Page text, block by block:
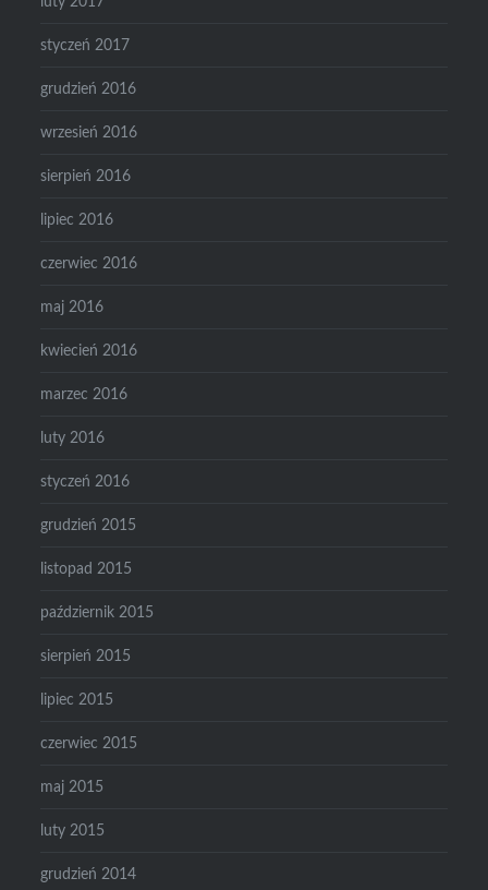
styczeń 2017
grudzień 2016
wrzesień 2016
sierpień 2016
lipiec 2016
czerwiec 2016
maj 2016
kwiecień 2016
marzec 2016
luty 2016
styczeń 2016
grudzień 2015
listopad 2015
październik 2015
sierpień 2015
lipiec 2015
czerwiec 2015
maj 2015
luty 2015
grudzień 2014